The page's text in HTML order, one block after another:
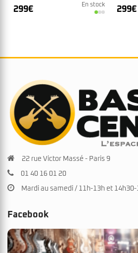
299€ En stock 299€
22 rue Victor Massé - Paris 9
01 40 16 01 20
Mardi au samedi / 11h-13h et 14h30-
Facebook